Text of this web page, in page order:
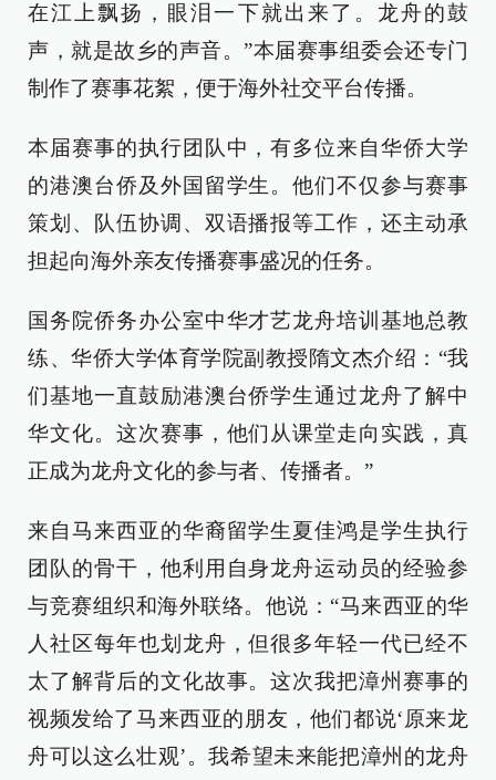
在江上飘扬，眼泪一下就出来了。龙舟的鼓
声，就是故乡的声音。”本届赛事组委会还专门
制作了赛事花絮，便于海外社交平台传播。
本届赛事的执行团队中，有多位来自华侨大学
的港澳台侨及外国留学生。他们不仅参与赛事
策划、队伍协调、双语播报等工作，还主动承
担起向海外亲友传播赛事盛况的任务。
国务院侨务办公室中华才艺龙舟培训基地总教
练、华侨大学体育学院副教授隋文杰介绍：“我
们基地一直鼓励港澳台侨学生通过龙舟了解中
华文化。这次赛事，他们从课堂走向实践，真
正成为龙舟文化的参与者、传播者。”
来自马来西亚的华裔留学生夏佳鸿是学生执行
团队的骨干，他利用自身龙舟运动员的经验参
与竞赛组织和海外联络。他说：“马来西亚的华
人社区每年也划龙舟，但很多年轻一代已经不
太了解背后的文化故事。这次我把漳州赛事的
视频发给了马来西亚的朋友，他们都说‘原来龙
舟可以这么壮观’。我希望未来能把漳州的龙舟